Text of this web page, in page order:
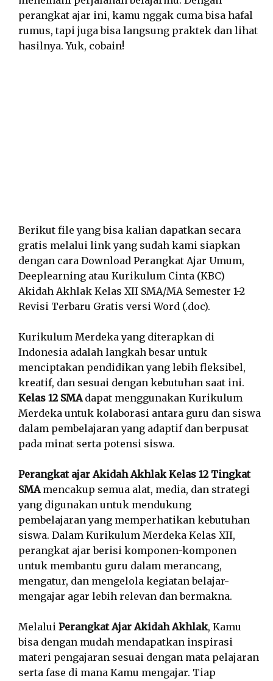
perangkat ajar ini, kamu nggak cuma bisa hafal
rumus, tapi juga bisa langsung praktek dan lihat
hasilnya. Yuk, cobain!
Berikut file yang bisa kalian dapatkan secara
gratis melalui link yang sudah kami siapkan
dengan cara Download Perangkat Ajar Umum,
Deeplearning atau Kurikulum Cinta (KBC)
Akidah Akhlak Kelas XII SMA/MA Semester 1-2
Revisi Terbaru Gratis versi Word (.doc).
Kurikulum Merdeka yang diterapkan di
Indonesia adalah langkah besar untuk
menciptakan pendidikan yang lebih fleksibel,
kreatif, dan sesuai dengan kebutuhan saat ini.
Kelas 12 SMAdapat menggunakan Kurikulum
Merdeka untuk kolaborasi antara guru dan siswa
dalam pembelajaran yang adaptif dan berpusat
pada minat serta potensi siswa.
Perangkat ajar Akidah Akhlak Kelas 12 Tingkat
SMAmencakup semua alat, media, dan strategi
yang digunakan untuk mendukung
pembelajaran yang memperhatikan kebutuhan
siswa. Dalam Kurikulum Merdeka Kelas XII,
perangkat ajar berisi komponen-komponen
untuk membantu guru dalam merancang,
mengatur, dan mengelola kegiatan belajar-
mengajar agar lebih relevan dan bermakna.
Melalui Perangkat Ajar Akidah Akhlak, Kamu
bisa dengan mudah mendapatkan inspirasi
materi pengajaran sesuai dengan mata pelajaran
serta fase di mana Kamu mengajar. Tiap